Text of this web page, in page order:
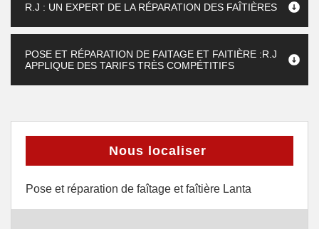
R.J : UN EXPERT DE LA RÉPARATION DES FAÎTIÈRES
POSE ET RÉPARATION DE FAITAGE ET FAITIÈRE :R.J
APPLIQUE DES TARIFS TRÈS COMPÉTITIFS
Nous localiser
Pose et réparation de faîtage et faîtière Lanta